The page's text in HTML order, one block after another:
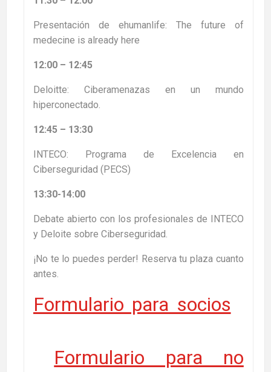
Presentación de ehumanlife: The future of
medecine is already here
12:00 – 12:45
Deloitte: Ciberamenazas en un mundo
hiperconectado.
12:45 – 13:30
INTECO: Programa de Excelencia en
Ciberseguridad (PECS)
13:30-14:00
Debate abierto con los profesionales de INTECO
y Deloite sobre Ciberseguridad.
¡No te lo puedes perder! Reserva tu plaza cuanto
antes.
Formulario para socios
Formulario para no